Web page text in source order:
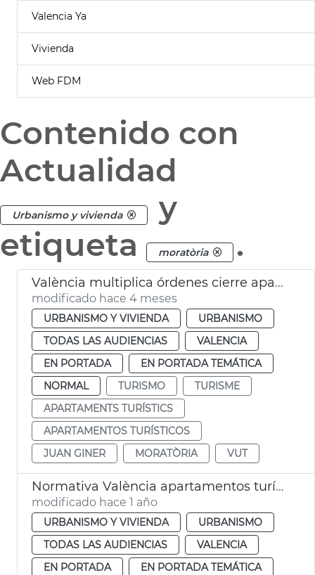
Valencia Ya
Vivienda
Web FDM
Contenido con
Actualidad
Urbanismo y vivienda
y
etiqueta
moratòria .
València multiplica órdenes cierre apartamentos turísticos irregulares
modificado hace 4 meses
URBANISMO Y VIVIENDA
URBANISMO
TODAS LAS AUDIENCIAS
VALENCIA
EN PORTADA
EN PORTADA TEMÁTICA
NORMAL
TURISMO
TURISME
APARTAMENTS TURÍSTICS
APARTAMENTOS TURÍSTICOS
JUAN GINER
MORATÒRIA VUT
Normativa València apartamentos turísticos
modificado hace 1 año
URBANISMO Y VIVIENDA
URBANISMO
TODAS LAS AUDIENCIAS
VALENCIA
EN PORTADA
EN PORTADA TEMÁTICA